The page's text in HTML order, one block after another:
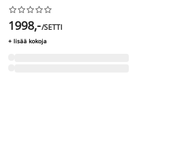






1998,-/SETTI
+ lisää kokoja